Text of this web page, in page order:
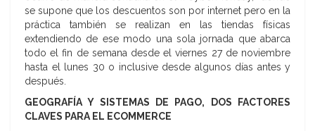
se supone que los descuentos son por internet pero en la
práctica también se realizan en las tiendas físicas
extendiendo de ese modo una sola jornada que abarca
todo el fin de semana desde el viernes 27 de noviembre
hasta el lunes 30 o inclusive desde algunos días antes y
después.
GEOGRAFÍA Y SISTEMAS DE PAGO, DOS FACTORES
CLAVES PARA EL ECOMMERCE